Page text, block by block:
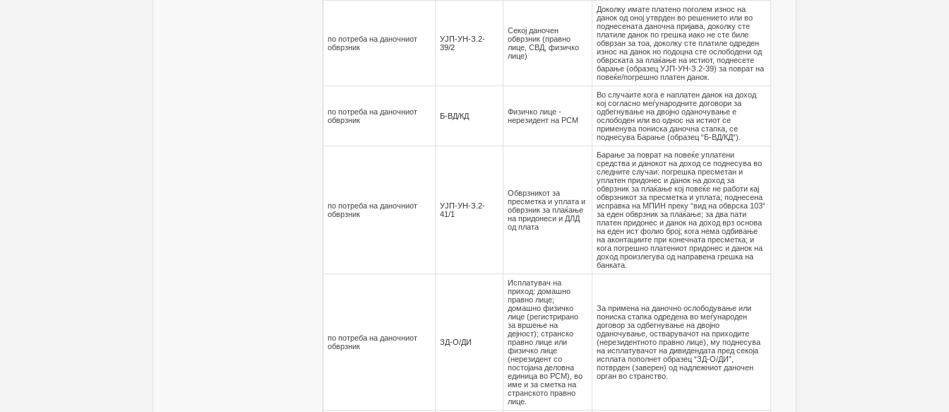
по потреба на даночниот
обврзник
УЈП-УН-З.2-
39/2
Секој даночен
обврзник (правно
лице, СВД, физичко
лице)
Доколку имате платено поголем износ на
данок од оној утврден во решението или во
поднесената даночна пријава, доколку сте
платиле данок по грешка иако не сте биле
обврзан за тоа, доколку сте платиле одреден
износ на данок но подоцна сте ослободени од
обврската за плаќање на истиот, поднесете
барање (образец УЈП-УН-З.2-39) за поврат на
повеќе/погрешно платен данок.
по потреба на даночниот
обврзник
Б-ВД/КД
Физичко лице -
нерезидент на РСМ
Во случаите кога е наплатен данок на доход
кој согласно меѓународните договори за
одбегнување на двојно оданочување е
ослободен или во однос на истиот се
применува пониска даночна стапка, се
поднесува Барање (образец “Б-ВД/КД“).
по потреба на даночниот
обврзник
УЈП-УН-З.2-
41/1
Обврзникот за
пресметка и уплата и
обврзник за плаќање
на придонеси и ДЛД
од плата
Барање за поврат на повеќе уплатени
средства и данокот на доход се поднесува во
следните случаи: погрешка пресметан и
уплатен придонес и данок на доход за
обврзник за плаќање кој повеќе не работи кај
обврзникот за пресметка и уплата; поднесена
исправка на МПИН преку “вид на обврска 103“
за еден обврзник за плаќање; за два пати
платен придонес и данок на доход врз основа
на еден ист фолио број; кога нема одбивање
на аконтациите при конечната пресметка; и
кога погрешно платениот придонес и данок на
доход произлегува од направена грешка на
банката.
по потреба на даночниот
обврзник
ЗД-О/ДИ
Исплатувач на
приход: домашно
правно лице;
домашно физичко
лице (регистрирано
за вршење на
дејност); странско
правно лице или
физичко лице
(нерезидент со
постојана деловна
единица во РСМ), во
име и за сметка на
странското правно
лице.
За примена на даночно ослободување или
пониска стапка одредена во меѓународен
договор за одбегнување на двојно
оданочување, остварувачот на приходите
(нерезидентното правно лице), му поднесува
на исплатувачот на дивидендата пред секоја
исплата пополнет образец “ЗД-О/ДИ”,
потврден (заверен) од надлежниот даночен
орган во странство.